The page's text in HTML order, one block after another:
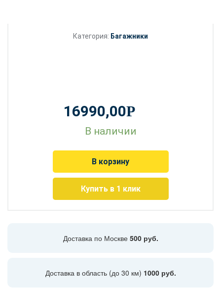
Категория: Багажники
16990,00Р
В наличии
В корзину
Купить в 1 клик
Доставка по Москве 500 руб.
Доставка в область (до 30 км) 1000 руб.